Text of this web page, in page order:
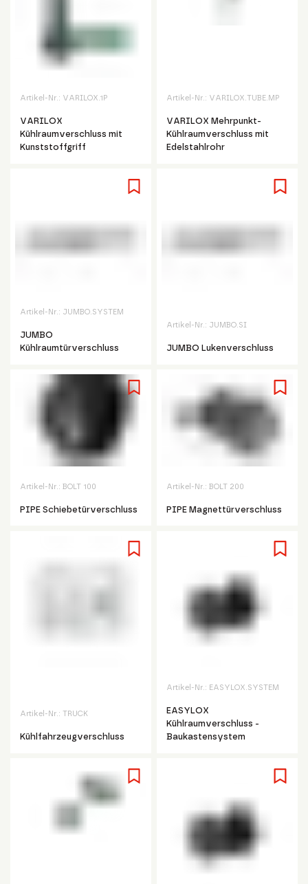
Artikel-Nr.: VARILOX.1P
VARILOX
Kühlraumverschluss mit
Kunststoffgriff
Artikel-Nr.: VARILOX.TUBE.MP
VARILOX Mehrpunkt-
Kühlraumverschluss mit
Edelstahlrohr
Artikel-Nr.: JUMBO.SYSTEM
JUMBO
Kühlraumtürverschluss
Artikel-Nr.: JUMBO.SI
JUMBO Lukenverschluss
Artikel-Nr.: BOLT 100
PIPE Schiebetürverschluss
Artikel-Nr.: BOLT 200
PIPE Magnettürverschluss
Artikel-Nr.: TRUCK
Kühlfahrzeugverschluss
Artikel-Nr.: EASYLOX.SYSTEM
EASYLOX
Kühlraumverschluss -
Baukastensystem